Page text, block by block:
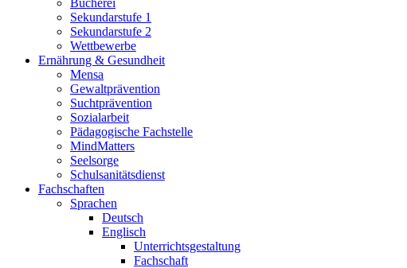
Bücherei
Sekundarstufe 1
Sekundarstufe 2
Wettbewerbe
Ernährung & Gesundheit
Mensa
Gewaltprävention
Suchtprävention
Sozialarbeit
Pädagogische Fachstelle
MindMatters
Seelsorge
Schulsanitätsdienst
Fachschaften
Sprachen
Deutsch
Englisch
Unterrichtsgestaltung
Fachschaft